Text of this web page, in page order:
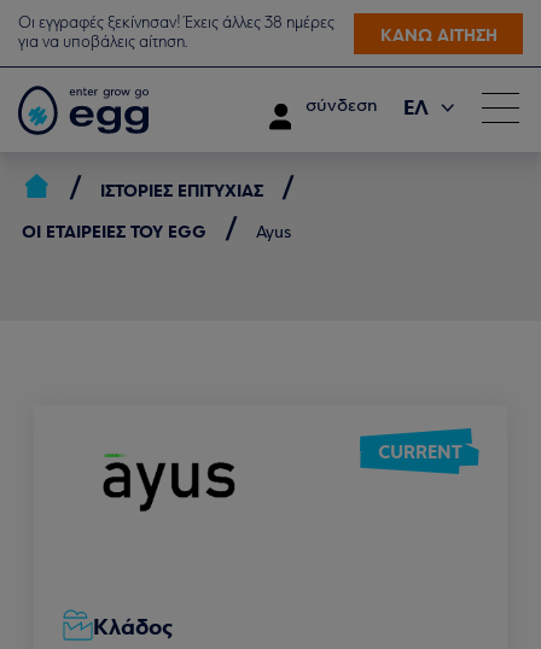
Οι εγγραφές ξεκίνησαν! Έχεις άλλες 38 ημέρες
για να υποβάλεις αίτηση.
ΚΑΝΩ ΑΙΤΗΣΗ
σύνδεση ΕΛ
ΙΣΤΟΡΊΕΣ ΕΠΙΤΥΧΊΑΣ
ΟΙ ΕΤΑΙΡΕΊΕΣ ΤΟΥ EGG
Ayus
CURRENT
Κλάδος